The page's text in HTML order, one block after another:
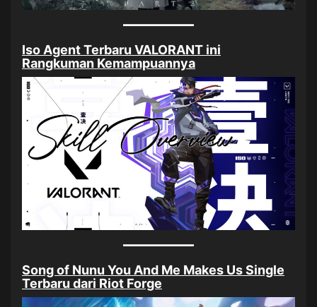
Iso Agent Terbaru VALORANT ini
Rangkuman Kemampuannya
Song of Nunu You And Me Makes Us Single
Terbaru dari Riot Forge